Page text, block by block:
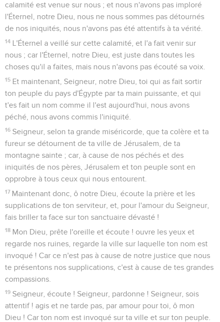
calamité est venue sur nous ; et nous n'avons pas imploré
l'Éternel, notre Dieu, nous ne nous sommes pas détournés
de nos iniquités, nous n'avons pas été attentifs à ta vérité.
14 L'Éternel a veillé sur cette calamité, et l'a fait venir sur
nous ; car l'Éternel, notre Dieu, est juste dans toutes les
choses qu'il a faites, mais nous n'avons pas écouté sa voix.
15 Et maintenant, Seigneur, notre Dieu, toi qui as fait sortir
ton peuple du pays d'Égypte par ta main puissante, et qui
t'es fait un nom comme il l'est aujourd'hui, nous avons
péché, nous avons commis l'iniquité.
16 Seigneur, selon ta grande miséricorde, que ta colère et ta
fureur se détournent de ta ville de Jérusalem, de ta
montagne sainte ; car, à cause de nos péchés et des
iniquités de nos pères, Jérusalem et ton peuple sont en
opprobre à tous ceux qui nous entourent.
17 Maintenant donc, ô notre Dieu, écoute la prière et les
supplications de ton serviteur, et, pour l'amour du Seigneur,
fais briller ta face sur ton sanctuaire dévasté !
18 Mon Dieu, prête l'oreille et écoute ! ouvre les yeux et
regarde nos ruines, regarde la ville sur laquelle ton nom est
invoqué ! Car ce n'est pas à cause de notre justice que nous
te présentons nos supplications, c'est à cause de tes grandes
compassions.
19 Seigneur, écoute ! Seigneur, pardonne ! Seigneur, sois
attentif ! agis et ne tarde pas, par amour pour toi, ô mon
Dieu ! Car ton nom est invoqué sur ta ville et sur ton peuple.